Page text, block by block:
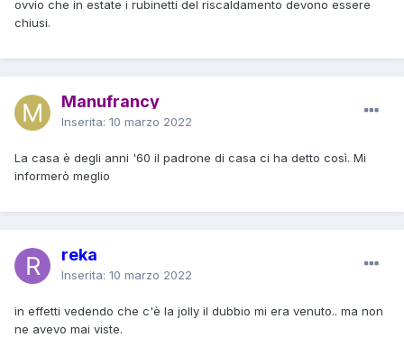
ovvio che in estate i rubinetti del riscaldamento devono essere
chiusi.
Manufrancy
Inserita: 10 marzo 2022
La casa è degli anni '60 il padrone di casa ci ha detto così. Mi
informerò meglio
reka
Inserita: 10 marzo 2022
in effetti vedendo che c'è la jolly il dubbio mi era venuto.. ma non
ne avevo mai viste.